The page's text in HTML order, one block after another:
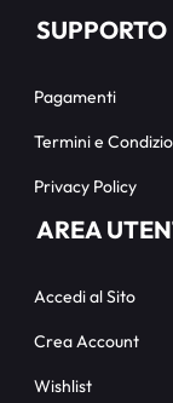
SUPPORTO
Pagamenti
Termini e
Privacy Policy
AREA
Accedi al Sito
Crea Account
Wishlist